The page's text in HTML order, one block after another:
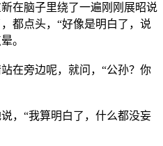
在脑子里绕了一遍刚刚展昭说
都点头，“好像是明白了，说
。
在旁边呢，就问，“公孙？你
，“我算明白了，什么都没妄